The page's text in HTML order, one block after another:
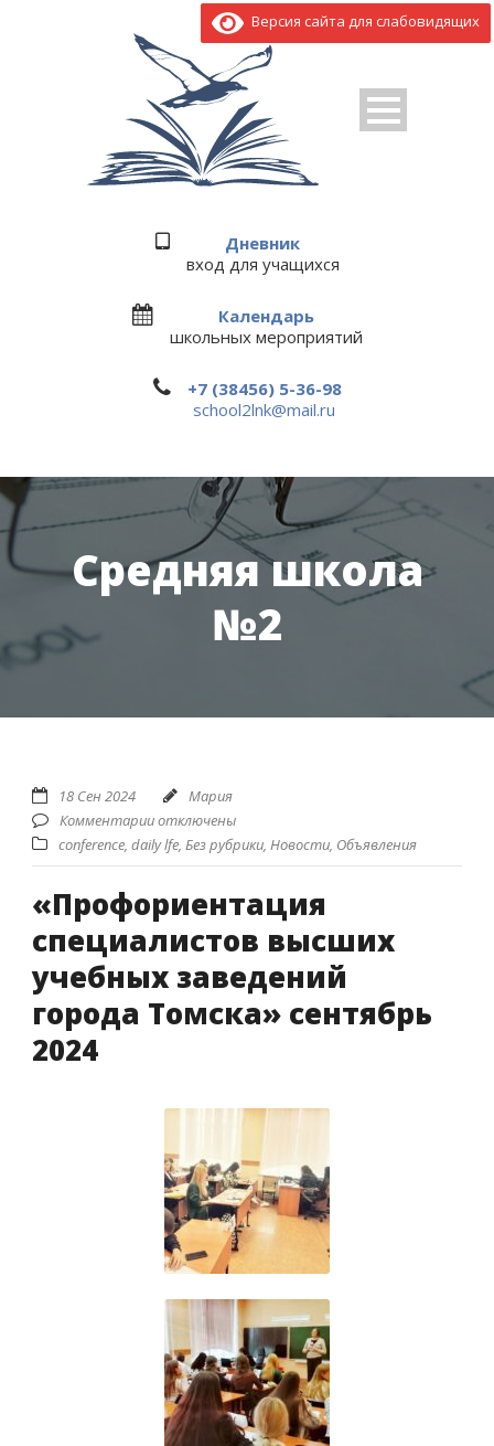
Дневник
вход для учащихся
Календарь
школьных мероприятий
+7 (38456) 5-36-98
school2lnk@mail.ru
Средняя школа
№2
18 Сен 2024
Мария
Комментарии отключены
conference, daily lfe, Без рубрики, Новости, Объявления
«Профориентация
специалистов высших
учебных заведений
города Томска» сентябрь
2024
Версия сайта для слабовидящих